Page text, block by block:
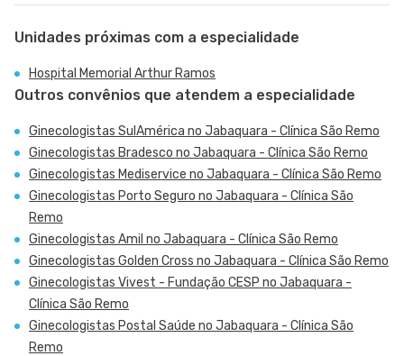
Unidades próximas com a especialidade
Hospital Memorial Arthur Ramos
Outros convênios que atendem a especialidade
Ginecologistas SulAmérica no Jabaquara - Clínica São Remo
Ginecologistas Bradesco no Jabaquara - Clínica São Remo
Ginecologistas Mediservice no Jabaquara - Clínica São Remo
Ginecologistas Porto Seguro no Jabaquara - Clínica São
Remo
Ginecologistas Amil no Jabaquara - Clínica São Remo
Ginecologistas Golden Cross no Jabaquara - Clínica São Remo
Ginecologistas Vivest - Fundação CESP no Jabaquara -
Clínica São Remo
Ginecologistas Postal Saúde no Jabaquara - Clínica São
Remo